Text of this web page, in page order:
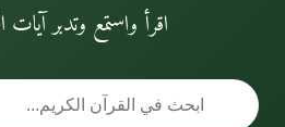
اقرأ واستمع وتدبر آيات